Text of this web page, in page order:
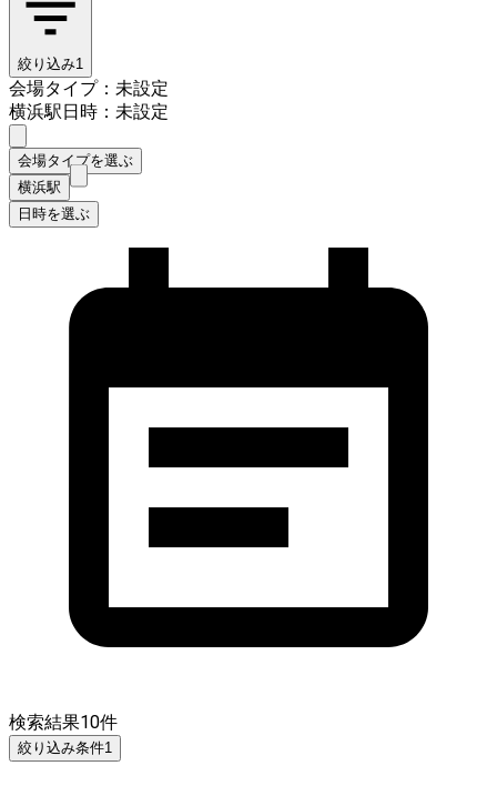
絞り込み1
会場タイプ：未設定
横浜駅日時：未設定
会場タイプを選ぶ
横浜駅
日時を選ぶ
検索結果10件
絞り込み条件1